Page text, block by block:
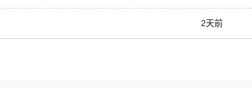
2天前